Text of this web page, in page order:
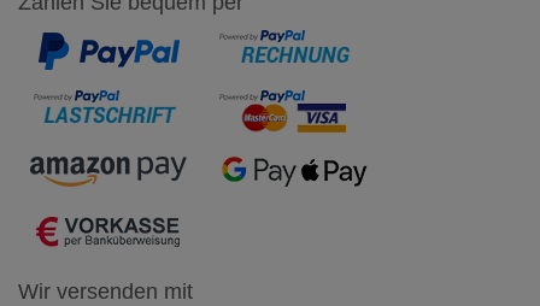
Wir versenden mit